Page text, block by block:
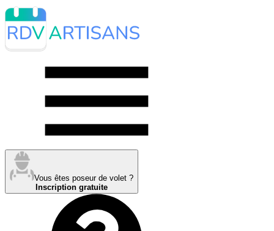
Vous êtes poseur de volet ?
Inscription gratuite